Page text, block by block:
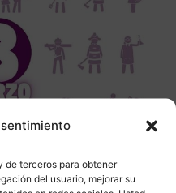
de terceros para obtener
del usuario, mejorar su